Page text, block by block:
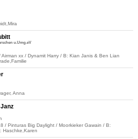
u.Umg.eV
xx / Dynamit Harry / B: Kian Janis & Ben Lian
Anna
/ Pinturas Big Daylight / Moorkieker Gawain / B:
Haschke,Karen